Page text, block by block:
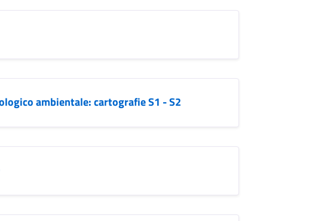
ambientale: cartografie S1 - S2